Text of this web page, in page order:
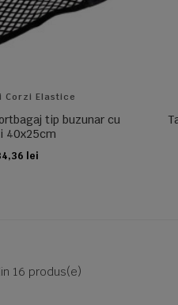
Corzi Elastice
tip buzunar cu
40x25cm
lei
IN COS
16 produs(e)